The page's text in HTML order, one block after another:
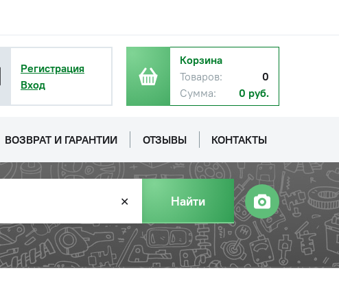
Регистрация
Вход
Корзина
Товаров:
0
Сумма:
0 руб.
ВОЗВРАТ И ГАРАНТИИ ОТЗЫВЫ КОНТАКТЫ
✕ Найти
Цена с НДС
1 120 руб.
− + Купить
638 руб.
− + Купить
Цена с НДС